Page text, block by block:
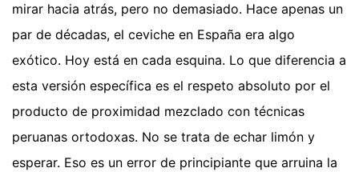
mirar hacia atrás, pero no demasiado. Hace apenas un
par de décadas, el ceviche en España era algo
exótico. Hoy está en cada esquina. Lo que diferencia a
esta versión específica es el respeto absoluto por el
producto de proximidad mezclado con técnicas
peruanas ortodoxas. No se trata de echar limón y
esperar. Eso es un error de principiante que arruina la